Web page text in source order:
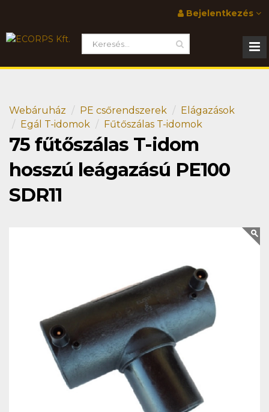
Bejelentkezés
Webáruház PE csőrendszerek
Elágazások
Egál T-idomok
Fűtőszálas T-idomok
75 fűtőszálas T-idom
hosszú leágazású PE100
SDR11